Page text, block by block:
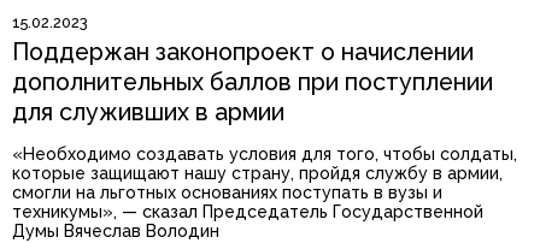
15.02.2023
Поддержан законопроект о начислении
дополнительных баллов при поступлении
для служивших в армии
«Необходимо создавать условия для того, чтобы солдаты,
которые защищают нашу страну, пройдя службу в армии,
смогли на льготных основаниях поступать в вузы и
техникумы», — сказал Председатель Государственной
Думы Вячеслав Володин